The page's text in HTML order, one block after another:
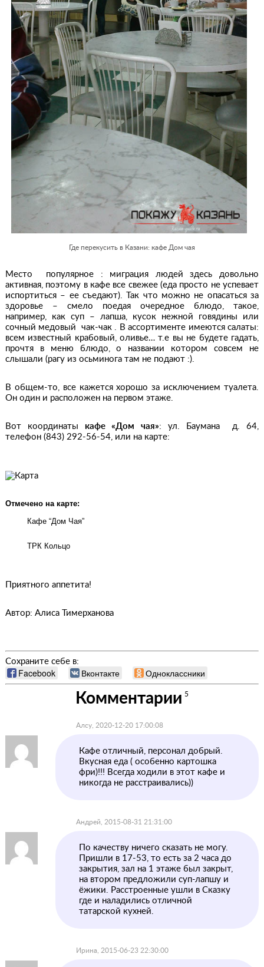
Где перекусить в Казани: кафе Дом чая
Место популярное : миграция людей здесь довольно
активная, поэтому в кафе все свежее (еда просто не успевает
испортиться – ее съедают). Так что можно не опасаться за
здоровье – смело поедая очередное блюдо, такое,
например, как суп – лапша, кусок нежной говядины или
сочный медовый чак-чак . В ассортименте имеются салаты:
всем известный крабовый, оливье… т.е вы не будете гадать,
прочтя в меню блюдо, о названии котором совсем не
слышали (рагу из осьминога там не подают :).
В общем-то, все кажется хорошо за исключением туалета.
Он один и расположен на первом этаже.
Вот координаты кафе «Дом чая»: ул. Баумана д. 64,
телефон (843) 292-56-54, или на карте:
Отмечено на карте:
Кафе “Дом Чая”
ТРК Кольцо
Приятного аппетита!
Автор: Алиса Тимерханова
Сохраните себе в:
Facebook Вконтакте Одноклассники
Комментарии 5
Алсу, 2020-12-20 17:00:08
Кафе отличный, персонал добрый.
Вкусная еда ( особенно картошка
фри)!!! Всегда ходили в этот кафе и
никогда не расстраивались))
Андрей, 2015-08-31 21:31:00
По качеству ничего сказать не могу.
Пришли в 17-53, то есть за 2 часа до
закрытия, зал на 1 этаже был закрыт,
на втором предложили суп-лапшу и
ёжики. Расстроенные ушли в Сказку
где и наладились отличной
татарской кухней.
Ирина, 2015-06-23 22:30:00